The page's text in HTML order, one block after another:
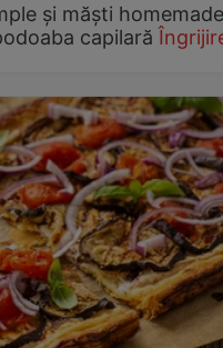
și măști homemade
capilară